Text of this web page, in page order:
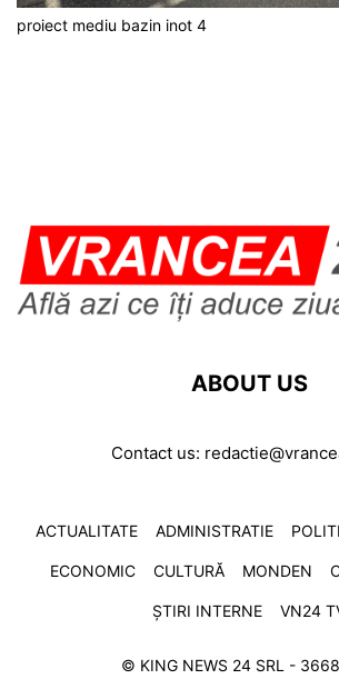
proiect mediu bazin inot 4
ABOUT US
Contact us:
ACTUALITATE ADMINISTRATIE
ECONOMIC CULTURĂ MONDEN
ȘTIRI INTERNE VN24
© KING NEWS 24 SRL -